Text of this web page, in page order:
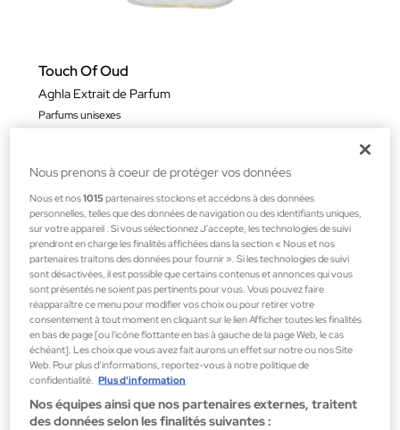
Touch Of Oud
Aghla Extrait de Parfum
Parfums unisexes
Nous prenons à coeur de protéger vos données
Nous et nos1015 partenaires stockons et accédons à des données
personnelles, telles que des données de navigation ou des identifiants uniques,
sur votre appareil . Si vous sélectionnez J'accepte, les technologies de suivi
prendront en charge les finalités affichées dans la section « Nous et nos
partenaires traitons des données pour fournir ». Si les technologies de suivi
sont désactivées, il est possible que certains contenus et annonces qui vous
sont présentés ne soient pas pertinents pour vous. Vous pouvez faire
réapparaître ce menu pour modifier vos choix ou pour retirer votre
consentement à tout moment en cliquant sur le lien Afficher toutes les finalités
en bas de page [ou l'icône flottante en bas à gauche de la page Web, le cas
échéant]. Les choix que vous avez fait aurons un effet sur notre ou nos Site
Web. Pour plus d’informations, reportez-vous à notre politique de
confidentialité. Plus d'information
Nos équipes ainsi que nos partenaires externes, traitent
des données selon les finalités suivantes :